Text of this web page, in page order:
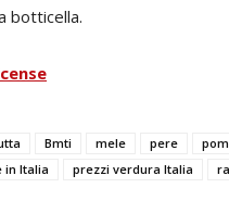
botticella.
Bmti mele pere
in Italia prezzi verdura Italia